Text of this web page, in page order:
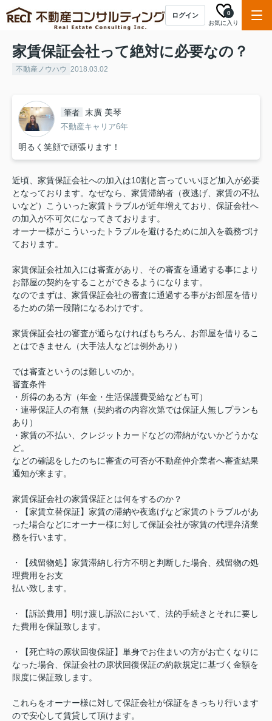
ログイン
お気に入り
0
家賃保証会社って絶対に必要なの？
不動産ノウハウ 2018.03.02
筆者 末廣 美琴
不動産キャリア6年
明るく笑顔で頑張ります！
近頃、家賃保証会社への加入は10割と言っていいほど加入が必要
となっております。なぜなら、家賃滞納者（夜逃げ、家賃の不払
いなど）こういった家賃トラブルが近年増えており、保証会社へ
の加入が不可欠になってきております。
オーナー様がこういったトラブルを避けるために加入を義務づけ
ております。
家賃保証会社加入には審査があり、その審査を通過する事により
お部屋の契約をすることができるようになります。
なのでまずは、家賃保証会社の審査に通過する事がお部屋を借り
るための第一段階になるわけです。
家賃保証会社の審査が通らなければもちろん、お部屋を借りるこ
とはできません（大手法人などは例外あり）
では審査というのは難しいのか。
審査条件
・所得のある方（年金・生活保護費受給なども可）
・連帯保証人の有無（契約者の内容次第では保証人無しプランも
あり）
・家賃の不払い、クレジットカードなどの滞納がないかどうかな
ど。
などの確認をしたのちに審査の可否が不動産仲介業者へ審査結果
通知が来ます。
家賃保証会社の家賃保証とは何をするのか？
・【家賃立替保証】家賃の滞納や夜逃げなど家賃のトラブルがあ
った場合などにオーナー様に対して保証会社が家賃の代理弁済業
務を行います。
・【残留物処】家賃滞納し行方不明と判断した場合、残留物の処
理費用をお支
払い致します。
・【訴訟費用】明け渡し訴訟において、法的手続きとそれに要し
た費用を保証致します。
・【死亡時の原状回復保証】単身でお住まいの方がお亡くなりに
なった場合、保証会社の原状回復保証の約款規定に基づく金額を
限度に保証致します。
これらをオーナー様に対して保証会社が保証をきっちり行います
ので安心して賃貸して頂けます。